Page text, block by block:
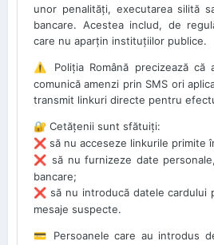
unor penalități, executarea silită
bancare. Acestea includ, de
care nu aparțin instituțiilor publice.
⚠️
Poliția Română precizează
comunică amenzi prin SMS ori
transmit linkuri directe pentru
🔐 Cetățenii sunt sfătuiți:
❌ să nu acceseze linkurile primite
❌ să nu furnizeze date
bancare;
❌ să nu introducă datele cardului
mesaje suspecte.
💳
Persoanele care au introdus